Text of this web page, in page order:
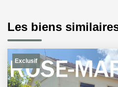
Les biens
Exclusif